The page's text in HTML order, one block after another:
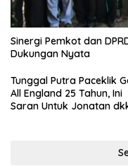
Sinergi Pemkot dan
Dukungan Nyata
Tunggal Putra Paceklik
All England 25 Tahun, Ini
Saran Untuk Jonatan